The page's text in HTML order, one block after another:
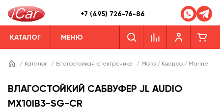
+7 (495) 726-76-86
КАТАЛОГ МЕНЮ
/ Каталог / Влагостойкая электроника / Мото / Квадро / Marine
ВЛАГОСТОЙКИЙ САБВУФЕР JL AUDIO
MX10IB3-SG-CR